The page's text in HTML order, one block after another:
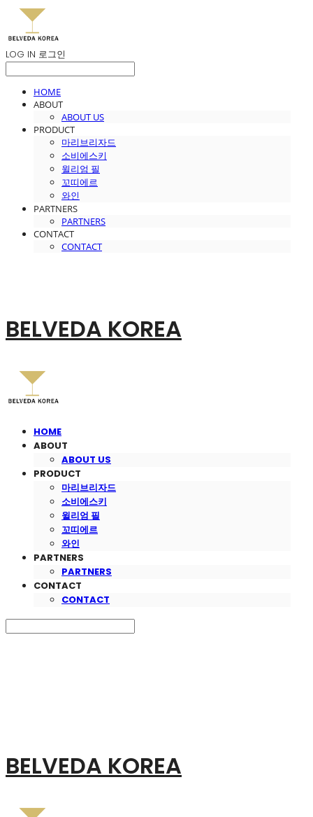
LOG IN 로그인
HOME
ABOUT
ABOUT US
PRODUCT
마리브리자드
소비에스키
윌리엄 필
꼬띠에르
와인
PARTNERS
PARTNERS
CONTACT
CONTACT
BELVEDA KOREA
HOME
ABOUT
ABOUT US
PRODUCT
마리브리자드
소비에스키
윌리엄 필
꼬띠에르
와인
PARTNERS
PARTNERS
CONTACT
CONTACT
BELVEDA KOREA